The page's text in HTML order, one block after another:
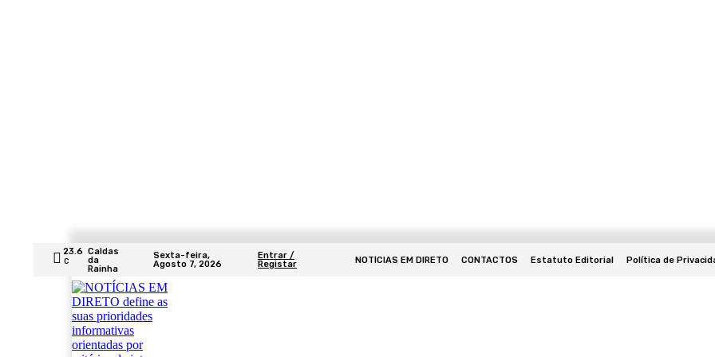
23.6
C
Caldas
da
Rainha
Sexta-feira,
Agosto 7, 2026
Entrar /
Registar
NOTÍCIAS EM DIRETO CONTACTOS Estatuto Editorial Política de